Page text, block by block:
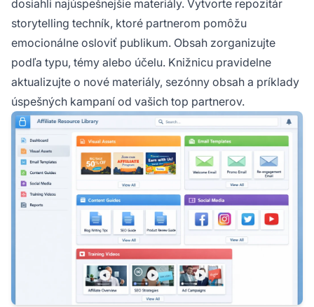
dosiahli najúspešnejšie materiály. Vytvorte repozitár
storytelling techník, ktoré partnerom pomôžu
emocionálne osloviť publikum. Obsah zorganizujte
podľa typu, témy alebo účelu. Knižnicu pravidelne
aktualizujte o nové materiály, sezónny obsah a príklady
úspešných kampaní od vašich top partnerov.